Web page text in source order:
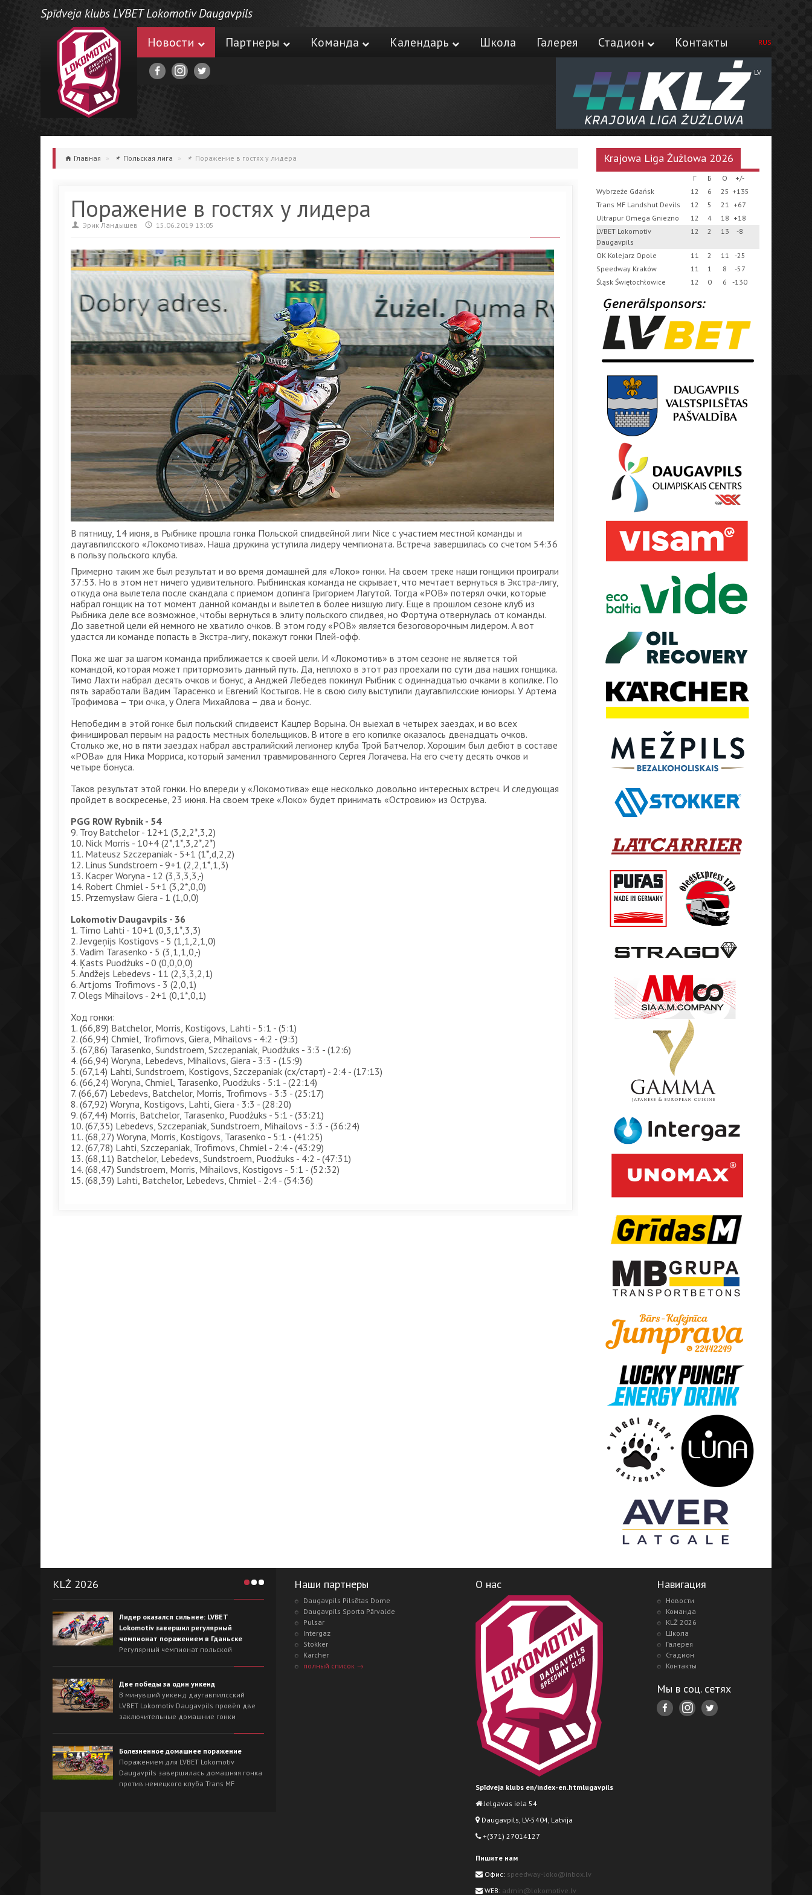
Spīdveja klubs LVBET Lokomotiv Daugavpils
Новости
Партнеры Команда Календарь Школа Галерея Стадион Контакты RUS
LV
Главная » Польская лига » Поражение в гостях у лидера
Поражение в гостях у лидера
Эрик Ландышев 15.06.2019 13:05
В пятницу, 14 июня, в Рыбнике прошла гонка Польской спидвейной лиги Nice с участием местной команды и
даугавпилсского «Локомотива». Наша дружина уступила лидеру чемпионата. Встреча завершилась со счетом 54:36
в пользу польского клуба.
Примерно таким же был результат и во время домашней для «Локо» гонки. На своем треке наши гонщики проиграли
37:53. Но в этом нет ничего удивительного. Рыбнинская команда не скрывает, что мечтает вернуться в Экстра-лигу,
откуда она вылетела после скандала с приемом допинга Григорием Лагутой. Тогда «РОВ» потерял очки, которые
набрал гонщик на тот момент данной команды и вылетел в более низшую лигу. Еще в прошлом сезоне клуб из
Рыбника деле все возможное, чтобы вернуться в элиту польского спидвея, но Фортуна отвернулась от команды.
До заветной цели ей немного не хватило очков. В этом году «РОВ» является безоговорочным лидером. А вот
удастся ли команде попасть в Экстра-лигу, покажут гонки Плей-офф.
Пока же шаг за шагом команда приближается к своей цели. И «Локомотив» в этом сезоне не является той
командой, которая может притормозить данный путь. Да, неплохо в этот раз проехали по сути два наших гонщика.
Тимо Лахти набрал десять очков и бонус, а Анджей Лебедев покинул Рыбник с одиннадцатью очками в копилке. По
пять заработали Вадим Тарасенко и Евгений Костыгов. Не в свою силу выступили даугавпилсские юниоры. У Артема
Трофимова – три очка, у Олега Михайлова – два и бонус.
Непобедим в этой гонке был польский спидвеист Кацпер Ворына. Он выехал в четырех заездах, и во всех
финишировал первым на радость местных болельщиков. В итоге в его копилке оказалось двенадцать очков.
Столько же, но в пяти заездах набрал австралийский легионер клуба Трой Батчелор. Хорошим был дебют в составе
«РОВа» для Ника Морриса, который заменил травмированного Сергея Логачева. На его счету десять очков и
четыре бонуса.
Таков результат этой гонки. Но впереди у «Локомотива» еще несколько довольно интересных встреч. И следующая
пройдет в воскресенье, 23 июня. На своем треке «Локо» будет принимать «Островию» из Острува.
PGG ROW Rybnik - 54
9. Troy Batchelor - 12+1 (3,2,2*,3,2)
10. Nick Morris - 10+4 (2*,1*,3,2*,2*)
11. Mateusz Szczepaniak - 5+1 (1*,d,2,2)
12. Linus Sundstroem - 9+1 (2,2,1*,1,3)
13. Kacper Woryna - 12 (3,3,3,3,-)
14. Robert Chmiel - 5+1 (3,2*,0,0)
15. Przemysław Giera - 1 (1,0,0)
Lokomotiv Daugavpils - 36
1. Timo Lahti - 10+1 (0,3,1*,3,3)
2. Jevgeņijs Kostigovs - 5 (1,1,2,1,0)
3. Vadim Tarasenko - 5 (3,1,1,0,-)
4. Ķasts Puodżuks - 0 (0,0,0,0)
5. Andžejs Lebedevs - 11 (2,3,3,2,1)
6. Artjoms Trofimovs - 3 (2,0,1)
7. Olegs Mihailovs - 2+1 (0,1*,0,1)
Ход гонки:
1. (66,89) Batchelor, Morris, Kostigovs, Lahti - 5:1 - (5:1)
2. (66,94) Chmiel, Trofimovs, Giera, Mihailovs - 4:2 - (9:3)
3. (67,86) Tarasenko, Sundstroem, Szczepaniak, Puodżuks - 3:3 - (12:6)
4. (66,94) Woryna, Lebedevs, Mihailovs, Giera - 3:3 - (15:9)
5. (67,14) Lahti, Sundstroem, Kostigovs, Szczepaniak (сх/старт) - 2:4 - (17:13)
6. (66,24) Woryna, Chmiel, Tarasenko, Puodżuks - 5:1 - (22:14)
7. (66,67) Lebedevs, Batchelor, Morris, Trofimovs - 3:3 - (25:17)
8. (67,92) Woryna, Kostigovs, Lahti, Giera - 3:3 - (28:20)
9. (67,44) Morris, Batchelor, Tarasenko, Puodżuks - 5:1 - (33:21)
10. (67,35) Lebedevs, Szczepaniak, Sundstroem, Mihailovs - 3:3 - (36:24)
11. (68,27) Woryna, Morris, Kostigovs, Tarasenko - 5:1 - (41:25)
12. (67,78) Lahti, Szczepaniak, Trofimovs, Chmiel - 2:4 - (43:29)
13. (68,11) Batchelor, Lebedevs, Sundstroem, Puodżuks - 4:2 - (47:31)
14. (68,47) Sundstroem, Morris, Mihailovs, Kostigovs - 5:1 - (52:32)
15. (68,39) Lahti, Batchelor, Lebedevs, Chmiel - 2:4 - (54:36)
Krajowa Liga Żużlowa 2026
Г Б О
+/-
Wybrzeże Gdańsk
12 6 25 +135
Trans MF Landshut Devils
12 5 21 +67
Ultrapur Omega Gniezno
12 4 18 +18
LVBET Lokomotiv
Daugavpils
12 2 13 -8
OK Kolejarz Opole 11 2 11
-25
Speedway Kraków
11 1 8
-57
Śląsk Świętochłowice
12 0 6 -130
KLŻ 2026
Лидер оказался сильнее: LVBET
Lokomotiv завершил регулярный
чемпионат поражением в Гданьске
Регулярный чемпионат польской
против лидера сезона - Wybrzeże Gdańsk.
На треке в Гданьске хозяева с первых
заездов захватили инициативу и
одержали победу со счётом 54:36.
Две победы за один уикенд
В минувший уикенд даугавпилсский
LVBET Lokomotiv Daugavpils провёл две
заключительные домашние гонки
домашнем треке наша команда сначала
в невероятно напряжённой борьбе
вырвала победу у OK Kolejarz Opole -
46:44, а на следующий день уверенно
Болезненное домашнее поражение
Поражением для LVBET Lokomotiv
Daugavpils завершилась домашняя гонка
против немецкого клуба Trans MF
Наши партнеры
Daugavpils Pilsētas Dome
Daugavpils Sporta Pārvalde
Pulsar
Intergaz
Stokker
Karcher
полный список →
О нас
Spīdveja klubs en/index-en.htmlugavpils
Jelgavas iela 54
Daugavpils, LV-5404, Latvija
+(371) 27014127
Пишите нам
Офис: speedway-loko@inbox.lv
WEB: admin@lokomotive.lv
Навигация
Новости
Команда
KLŻ 2026
Школа
Галерея
Стадион
Контакты
Мы в соц. сетях